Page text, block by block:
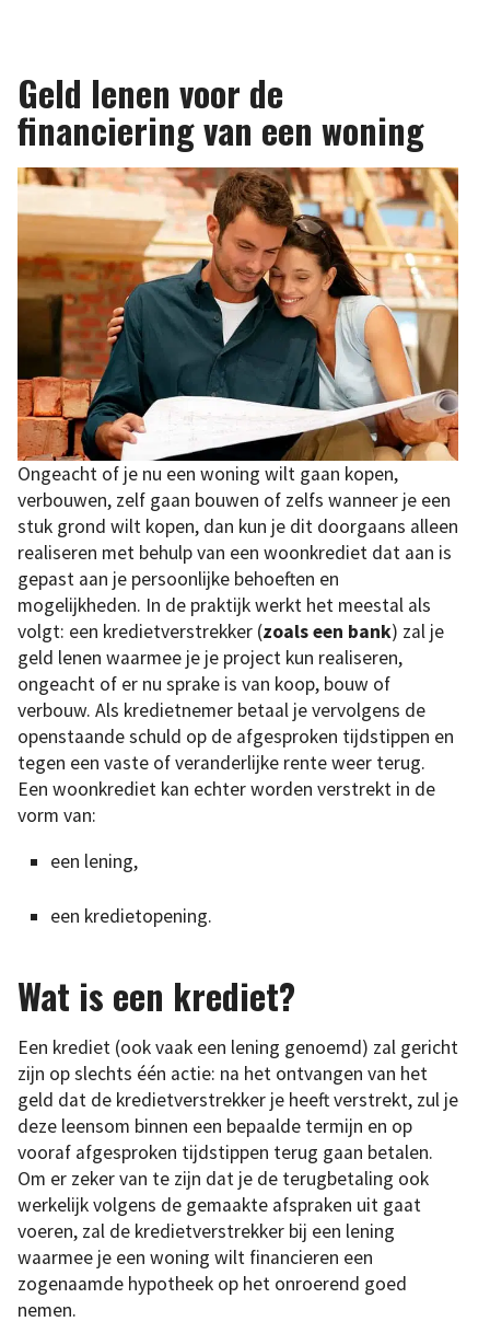
Geld lenen voor de
financiering van een woning
Ongeacht of je nu een woning wilt gaan kopen,
verbouwen, zelf gaan bouwen of zelfs wanneer je een
stuk grond wilt kopen, dan kun je dit doorgaans alleen
realiseren met behulp van een woonkrediet dat aan is
gepast aan je persoonlijke behoeften en
mogelijkheden. In de praktijk werkt het meestal als
volgt: een kredietverstrekker (zoals een bank) zal je
geld lenen waarmee je je project kun realiseren,
ongeacht of er nu sprake is van koop, bouw of
verbouw. Als kredietnemer betaal je vervolgens de
openstaande schuld op de afgesproken tijdstippen en
tegen een vaste of veranderlijke rente weer terug.
Een woonkrediet kan echter worden verstrekt in de
vorm van:
een lening,
een kredietopening.
Wat is een krediet?
Een krediet (ook vaak een lening genoemd) zal gericht
zijn op slechts één actie: na het ontvangen van het
geld dat de kredietverstrekker je heeft verstrekt, zul je
deze leensom binnen een bepaalde termijn en op
vooraf afgesproken tijdstippen terug gaan betalen.
Om er zeker van te zijn dat je de terugbetaling ook
werkelijk volgens de gemaakte afspraken uit gaat
voeren, zal de kredietverstrekker bij een lening
waarmee je een woning wilt financieren een
zogenaamde hypotheek op het onroerend goed
nemen.